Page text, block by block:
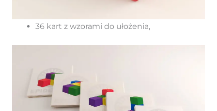
36 kart z wzorami do ułożenia,